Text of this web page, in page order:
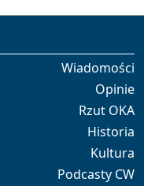
Wiadomości
Opinie
Rzut OKA
Historia
Kultura
Podcasty CW